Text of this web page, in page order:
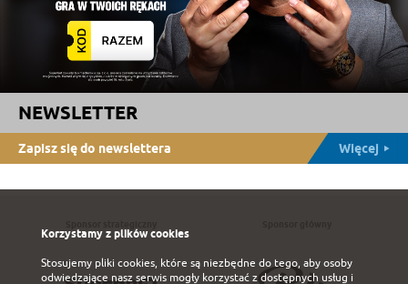
NEWSLETTER
Zapisz się do newslettera Więcej
Korzystamy z plików cookies
Stosujemy pliki cookies, które są niezbędne do tego, aby osoby
odwiedzające nasz serwis mogły korzystać z dostępnych usług i